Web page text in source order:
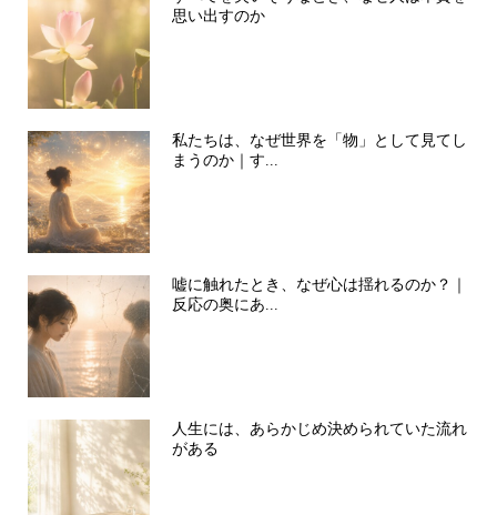
思い出すのか
私たちは、なぜ世界を「物」として見てし
まうのか｜す...
嘘に触れたとき、なぜ心は揺れるのか？｜
反応の奥にあ...
人生には、あらかじめ決められていた流れ
がある